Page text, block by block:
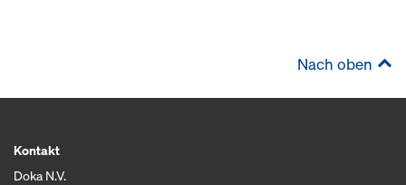
Nach oben
Kontakt
Doka N.V.